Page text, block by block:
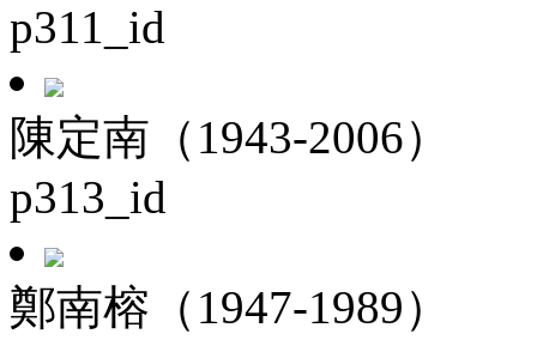
p311_id
陳定南（1943-2006）
p313_id
鄭南榕（1947-1989）